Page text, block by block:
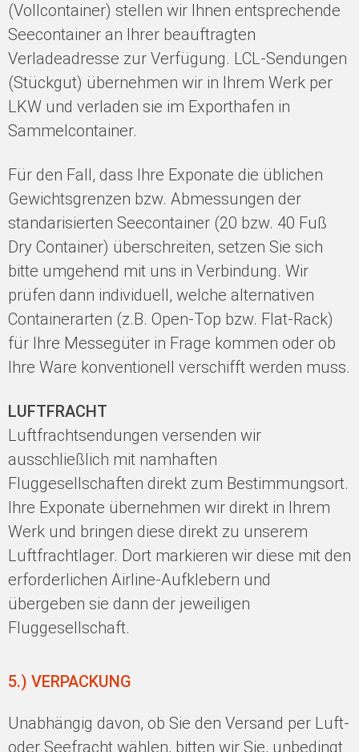
(Vollcontainer) stellen wir Ihnen entsprechende
Seecontainer an Ihrer beauftragten
Verladeadresse zur Verfügung. LCL-Sendungen
(Stückgut) übernehmen wir in Ihrem Werk per
LKW und verladen sie im Exporthafen in
Sammelcontainer.
Für den Fall, dass Ihre Exponate die üblichen
Gewichtsgrenzen bzw. Abmessungen der
standarisierten Seecontainer (20 bzw. 40 Fuß
Dry Container) überschreiten, setzen Sie sich
bitte umgehend mit uns in Verbindung. Wir
prüfen dann individuell, welche alternativen
Containerarten (z.B. Open-Top bzw. Flat-Rack)
für Ihre Messegüter in Frage kommen oder ob
Ihre Ware konventionell verschifft werden muss.
LUFTFRACHT
Luftfrachtsendungen versenden wir
ausschließlich mit namhaften
Fluggesellschaften direkt zum Bestimmungsort.
Ihre Exponate übernehmen wir direkt in Ihrem
Werk und bringen diese direkt zu unserem
Luftfrachtlager. Dort markieren wir diese mit den
erforderlichen Airline-Aufklebern und
übergeben sie dann der jeweiligen
Fluggesellschaft.
5.) VERPACKUNG
Unabhängig davon, ob Sie den Versand per Luft-
oder Seefracht wählen, bitten wir Sie, unbedingt